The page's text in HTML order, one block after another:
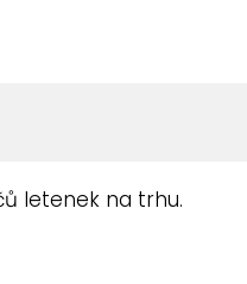
letenek na trhu.